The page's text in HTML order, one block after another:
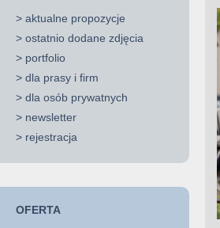
> aktualne propozycje
> ostatnio dodane zdjęcia
> portfolio
> dla prasy i firm
> dla osób prywatnych
> newsletter
> rejestracja
OFERTA